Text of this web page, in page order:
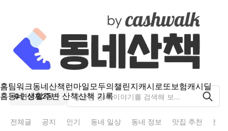
홈팀워크동네산책 런마일모두의챌린지캐시로또보험캐시딜
홈동네 생활주변 산책산책 기록
연산제2동
전체글 공지 인기 동네 일상 동네 정보 맛집 추천 분